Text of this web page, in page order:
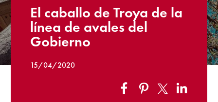
El caballo de Troya de la
línea de avales del
Gobierno
15/04/2020